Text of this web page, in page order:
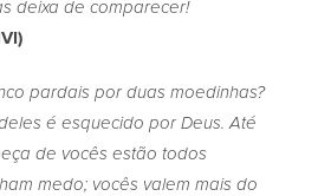
deixa de comparecer!
pardais por duas moedinhas?
é esquecido por Deus. Até
de vocês estão todos
medo; vocês valem mais do